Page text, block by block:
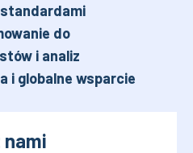
do
i analiz
i globalne wsparcie